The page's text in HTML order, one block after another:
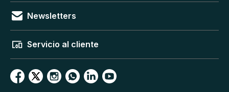
Newsletters
Servicio al cliente